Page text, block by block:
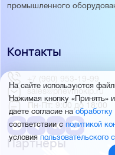
промышленного
Партнёры
Контакты
+7 (960) 953-19-99
sales@pnevmokip.ru
Пн-Пт: 9:00 до 18:00
На сайте используются
Нажимая кнопку «Принять»
даете согласие на
соответствии с политикой
условия пользовательского